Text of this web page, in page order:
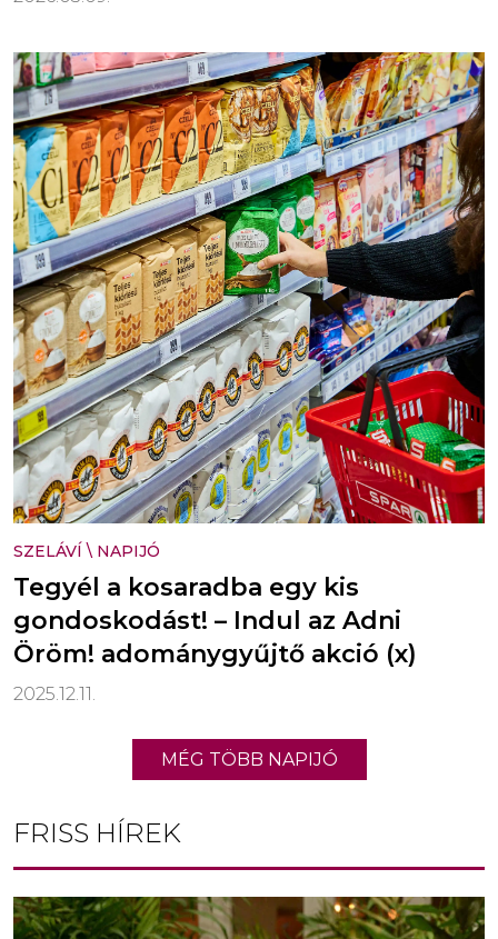
SZELÁVÍ \ NAPIJÓ
Tegyél a kosaradba egy kis
gondoskodást! – Indul az Adni
Öröm! adománygyűjtő akció (x)
2025.12.11.
MÉG TÖBB NAPIJÓ
FRISS HÍREK